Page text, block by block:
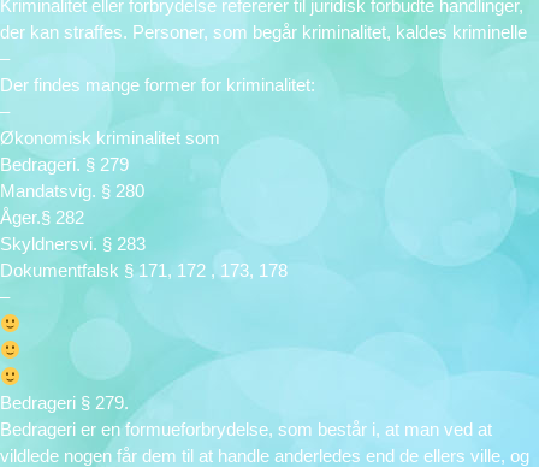
Kriminalitet eller forbrydelse refererer til juridisk forbudte handlinger,
der kan straffes. Personer, som begår kriminalitet, kaldes kriminelle
–
Der findes mange former for kriminalitet:
–
Økonomisk kriminalitet som
Bedrageri. § 279
Mandatsvig. § 280
Åger.§ 282
Skyldnersvi. § 283
Dokumentfalsk § 171, 172 , 173, 178
–
Bedrageri § 279.
Bedrageri er en formueforbrydelse, som består i, at man ved at
vildlede nogen får dem til at handle anderledes end de ellers ville, og